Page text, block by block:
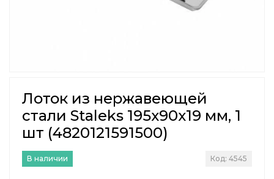
Лоток из нержавеющей
стали Staleks 195х90х19 мм, 1
шт (4820121591500)
В наличии Код: 4545